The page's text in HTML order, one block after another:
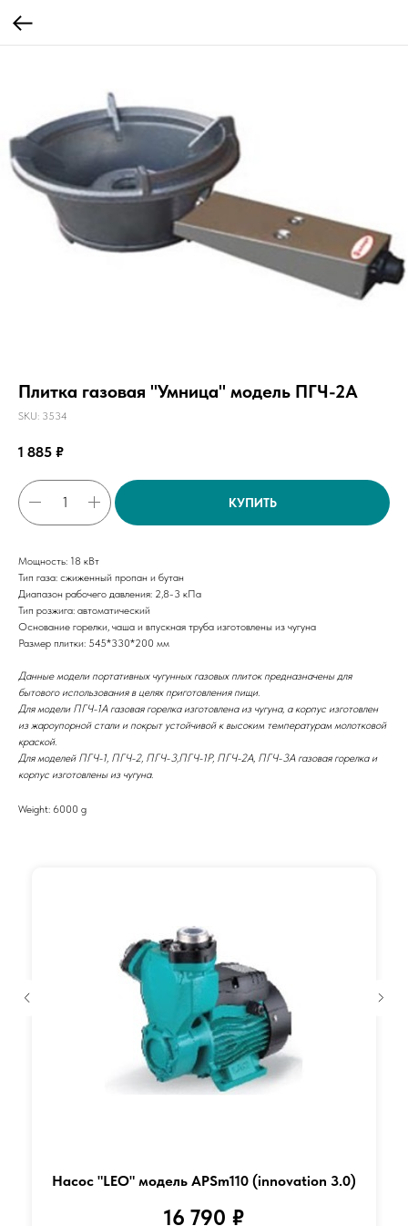
Плитка газовая "Умница" модель ПГЧ-2А
SKU: 3534
1 885 ₽
КУПИТЬ
Мощность: 18 кВт
Тип газа: сжиженный пропан и бутан
Диапазон рабочего давления: 2,8-3 кПа
Тип розжига: автоматический
Основание горелки, чаша и впускная труба изготовлены из чугуна
Размер плитки: 545*330*200 мм
Данные модели портативных чугунных газовых плиток предназначены для
бытового использования в целях приготовления пищи.
Для модели ПГЧ-1А газовая горелка изготовлена из чугуна, а корпус изготовлен
из жароупорной стали и покрыт устойчивой к высоким температурам молотковой
краской.
Для моделей ПГЧ-1, ПГЧ-2, ПГЧ-3,ПГЧ-1Р, ПГЧ-2А, ПГЧ-3А газовая горелка и
корпус изготовлены из чугуна.
Weight: 6000 g
Насос "LEO" модель APSm110 (innovation 3.0)
16 790 ₽